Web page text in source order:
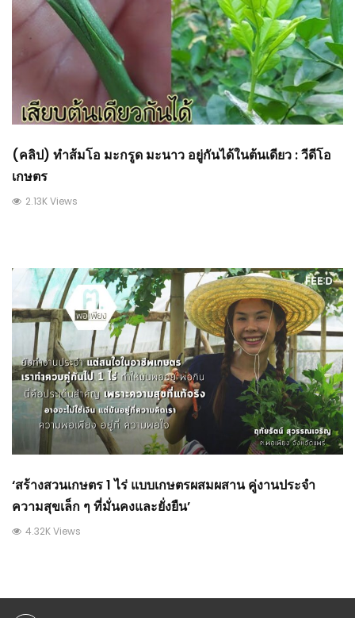
(คลิป) ทำส้มโอ มะกรูด มะนาว อยู่กันได้ในต้นเดียว : วีดีโอ
เกษตร
2.13K Views
‘สร้างสวนเกษตร 1 ไร่ แบบเกษตรผสมผสาน คู่งานประจำ
ความสุขเล็ก ๆ ที่มั่นคงและยั่งยืน’
4.32K Views